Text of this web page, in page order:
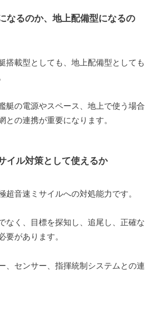
なるのか、地上配備型になるの
搭載型としても、地上配備型としても
艇の電源やスペース、地上で使う場合
との連携が重要になります。
イル対策として使えるか
超音速ミサイルへの対処能力です。
なく、目標を探知し、追尾し、正確な
要があります。
、センサー、指揮統制システムとの連